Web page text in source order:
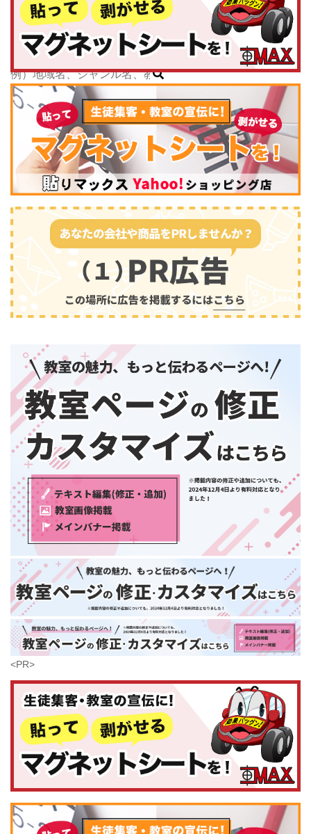
公式キャラクター
掲載教室数173,463件
ジャンル数135件
6/24現在
新潟県
富山県
石川県
福井県
山梨県
長野県
岐阜県
静岡県
愛知県
三重県
関西
滋賀県
京都府
大阪府
兵庫県
奈良県
和歌山県
中国・四国
岡山県
広島県
山口県
徳島県
香川県
愛媛県
高知県
九州・沖縄
福岡県
佐賀県
長崎県
熊本県
大分県
宮崎県
鹿児島県
沖縄県
スポーツ・運動(2745)
音楽 (2413)
芸術 (179)
コンピュータ・科学(437)
<PR>